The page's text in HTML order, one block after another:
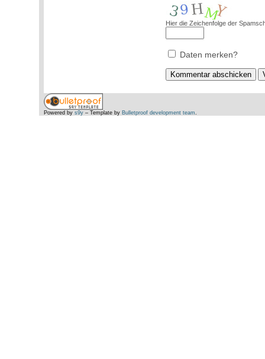
Hier die Zeichenfolge der
Daten merken?
Powered by s9y– Template by Bulletproof development team